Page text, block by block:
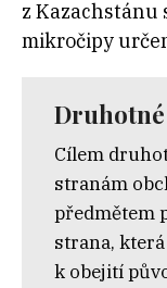
z Kazachstánu
mikročipy
Druhotné
Cílem
stranám
předmětem
strana,
k obejití